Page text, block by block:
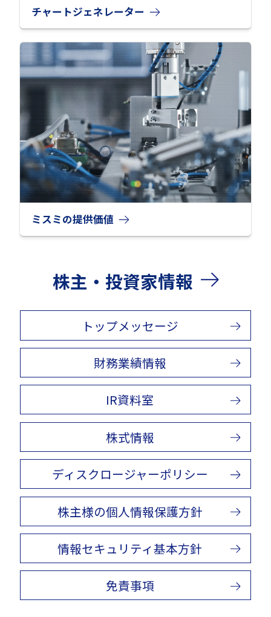
チャートジェネレーター
ミスミの提供価値
株主・投資家情報
トップメッセージ
財務業績情報
IR資料室
株式情報
ディスクロージャーポリシー
株主様の個人情報保護方針
情報セキュリティ基本方針
免責事項